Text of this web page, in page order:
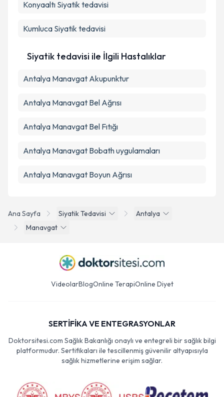
Ana Sayfa Siyatik Tedavisi
Antalya
Manavgat
Konyaaltı Siyatik tedavisi
Kumluca Siyatik tedavisi
Siyatik tedavisi ile İlgili Hastalıklar
Antalya Manavgat Akupunktur
Antalya Manavgat Bel Ağrısı
Antalya Manavgat Bel Fıtığı
Antalya Manavgat Bobath uygulamaları
Antalya Manavgat Boyun Ağrısı
VideolarBlogOnline TerapiOnline Diyet
SERTİFİKA VE ENTEGRASYONLAR
Doktorsitesi.com Sağlık Bakanlığı onaylı ve entegreli bir sağlık bilgi
platformudur. Sertifikaları ile tescillenmiş güvenilir altyapısıyla
sağlık hizmetlerine erişim sağlar.